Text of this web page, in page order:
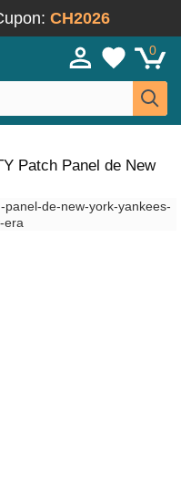
CH2026
0
Patch Panel de New